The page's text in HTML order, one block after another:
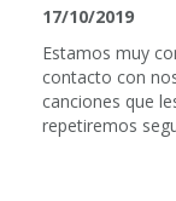
17/10/2019
Estamos muy
contacto con
canciones que
repetiremos